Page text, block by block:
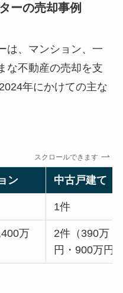
ーの売却事例
は、マンション、一
な不動産の売却を支
年にかけての主な
スクロールできます
ン 中古戸建て
1件
万
2件（390万
円・900万円